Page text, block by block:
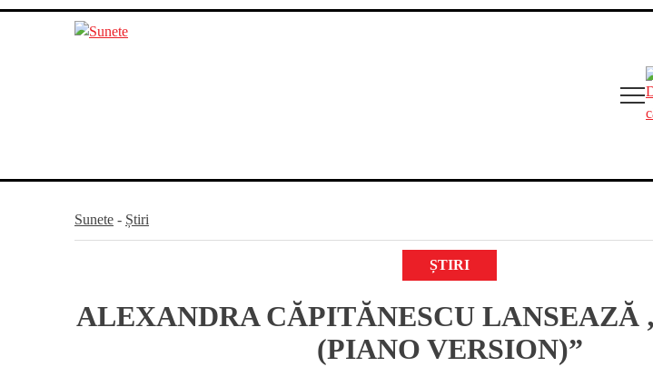
Sunete - Știri
ȘTIRI
ALEXANDRA CĂPITĂNESCU LANSEAZĂ
(PIANO VERSION)”